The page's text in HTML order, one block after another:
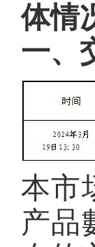
体情
一、
本市
产品